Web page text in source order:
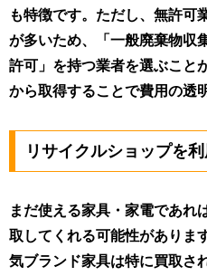
も特徴です。ただし、無許可
が多いため、「一般廃棄物収
許可」を持つ業者を選ぶこと
から取得することで費用の透
リサイクルショップを利
まだ使える家具・家電であれ
取してくれる可能性がありま
気ブランド家具は特に買取さ